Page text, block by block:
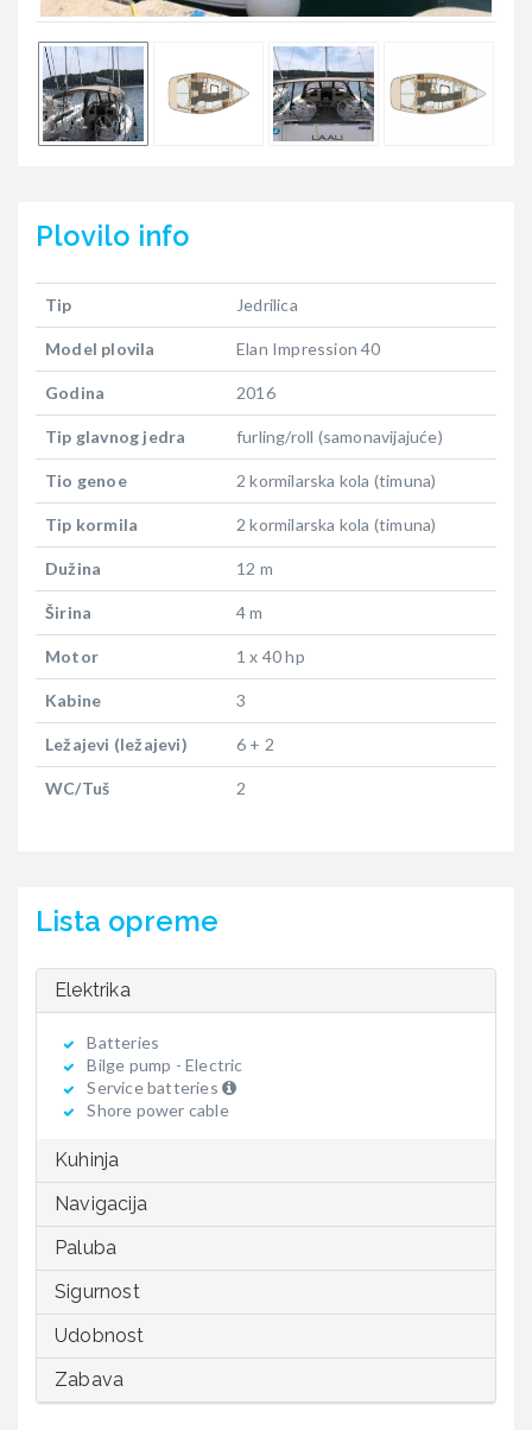
Plovilo info
Tip Jedrilica
Model plovila Elan Impression 40
Godina 2016
Tip glavnog jedra furling/roll (samonavijajuće)
Tio genoe 2 kormilarska kola (timuna)
Tip kormila 2 kormilarska kola (timuna)
Dužina 12 m
Širina 4 m
Motor 1 x 40 hp
Kabine 3
Ležajevi (ležajevi) 6 + 2
WC/Tuš 2
Lista opreme
Elektrika
Batteries
Bilge pump - Electric
Service batteries
Shore power cable
Kuhinja
Navigacija
Paluba
Sigurnost
Udobnost
Zabava